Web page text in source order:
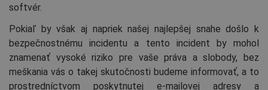
softvér.
Pokiaľ by však aj napriek našej najlepšej snahe došlo k
bezpečnostnému incidentu a tento incident by mohol
znamenať vysoké riziko pre vaše práva a slobody, bez
meškania vás o takej skutočnosti budeme informovať, a to
prostredníctvom poskytnutej e-mailovej adresy a